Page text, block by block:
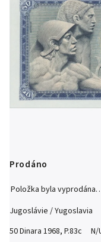
Prodáno
Položka byla
Jugoslávie / Yugoslavia
50 Dinara 1968, P.83c N/